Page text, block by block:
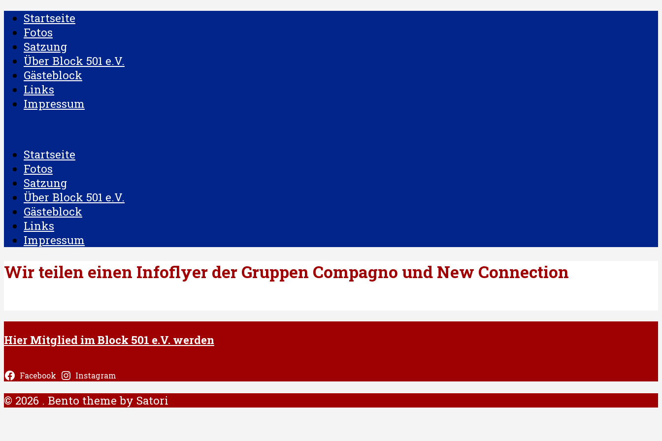
Startseite
Fotos
Satzung
Über Block 501 e.V.
Gästeblock
Links
Impressum
Startseite
Fotos
Satzung
Über Block 501 e.V.
Gästeblock
Links
Impressum
Wir teilen einen Infoflyer der Gruppen Compagno und New Connection
Hier Mitglied im Block 501 e.V. werden
Facebook Instagram
© 2026 . Bento theme by Satori